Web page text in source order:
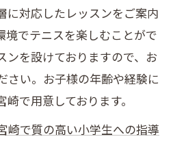
に対応したレッスンをご案内
境でテニスを楽しむことがで
ンを設けておりますので、お
さい。お子様の年齢や経験に
で用意しております。
崎で質の高い小学生への指導